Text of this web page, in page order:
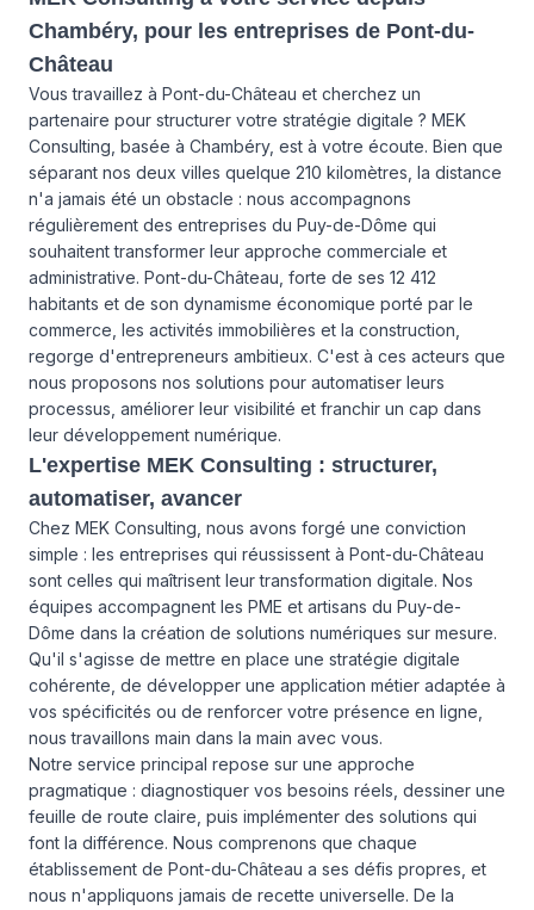
Chambéry, pour les entreprises de Pont-du-
Château
Vous travaillez à Pont-du-Château et cherchez un
partenaire pour structurer votre stratégie digitale ? MEK
Consulting, basée à Chambéry, est à votre écoute. Bien que
séparant nos deux villes quelque 210 kilomètres, la distance
n'a jamais été un obstacle : nous accompagnons
régulièrement des entreprises du Puy-de-Dôme qui
souhaitent transformer leur approche commerciale et
administrative. Pont-du-Château, forte de ses 12 412
habitants et de son dynamisme économique porté par le
commerce, les activités immobilières et la construction,
regorge d'entrepreneurs ambitieux. C'est à ces acteurs que
nous proposons nos solutions pour automatiser leurs
processus, améliorer leur visibilité et franchir un cap dans
leur développement numérique.
L'expertise MEK Consulting : structurer,
automatiser, avancer
Chez MEK Consulting, nous avons forgé une conviction
simple : les entreprises qui réussissent à Pont-du-Château
sont celles qui maîtrisent leur transformation digitale. Nos
équipes accompagnent les PME et artisans du Puy-de-
Dôme dans la création de solutions numériques sur mesure.
Qu'il s'agisse de mettre en place une stratégie digitale
cohérente, de développer une application métier adaptée à
vos spécificités ou de renforcer votre présence en ligne,
nous travaillons main dans la main avec vous.
Notre service principal repose sur une approche
pragmatique : diagnostiquer vos besoins réels, dessiner une
feuille de route claire, puis implémenter des solutions qui
font la différence. Nous comprenons que chaque
établissement de Pont-du-Château a ses défis propres, et
nous n'appliquons jamais de recette universelle. De la